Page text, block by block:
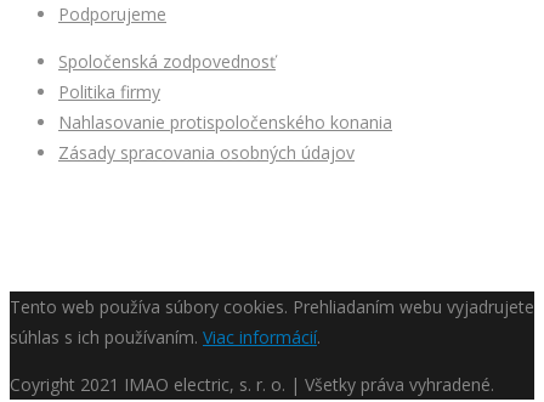
Podporujeme
Spoločenská zodpovednosť
Politika firmy
Nahlasovanie protispoločenského konania
Zásady spracovania osobných údajov
Tento web používa súbory cookies. Prehliadaním webu vyjadrujete
súhlas s ich používaním. Viac informácií.
Coyright 2021 IMAO electric, s. r. o. | Všetky práva vyhradené.